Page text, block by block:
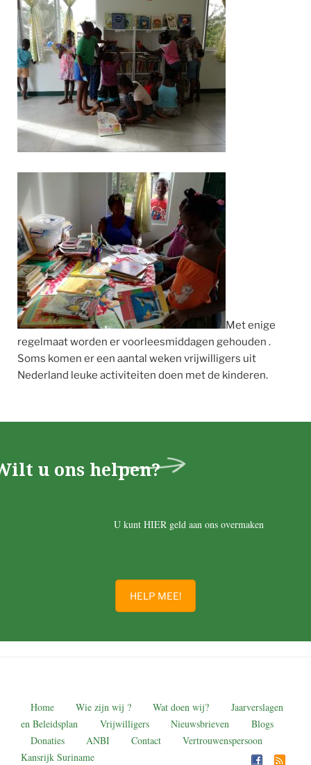
Met enige
regelmaat worden er voorleesmiddagen gehouden .
Soms komen er een aantal weken vrijwilligers uit
Nederland leuke activiteiten doen met de kinderen.
u ons helpen?
U kunt HIER geld aan ons overmaken
HELP MEE!
Home Wie zijn wij ? Wat doen wij?
Jaarverslagen
en Beleidsplan
Vrijwilligers Nieuwsbrieven
Blogs
Donaties
ANBI Contact
Vertrouwenspersoon
Kansrijk Suriname